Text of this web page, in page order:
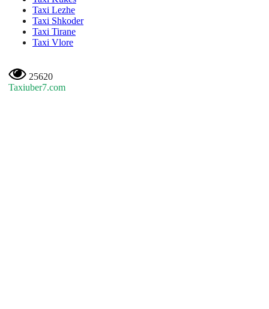
Taxi Lezhe
Taxi Shkoder
Taxi Tirane
Taxi Vlore
25620
Taxiuber7.com